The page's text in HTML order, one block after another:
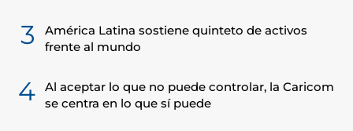
3
América Latina sostiene quinteto de activos
frente al mundo
4
Al aceptar lo que no puede controlar, la Caricom
se centra en lo que sí puede